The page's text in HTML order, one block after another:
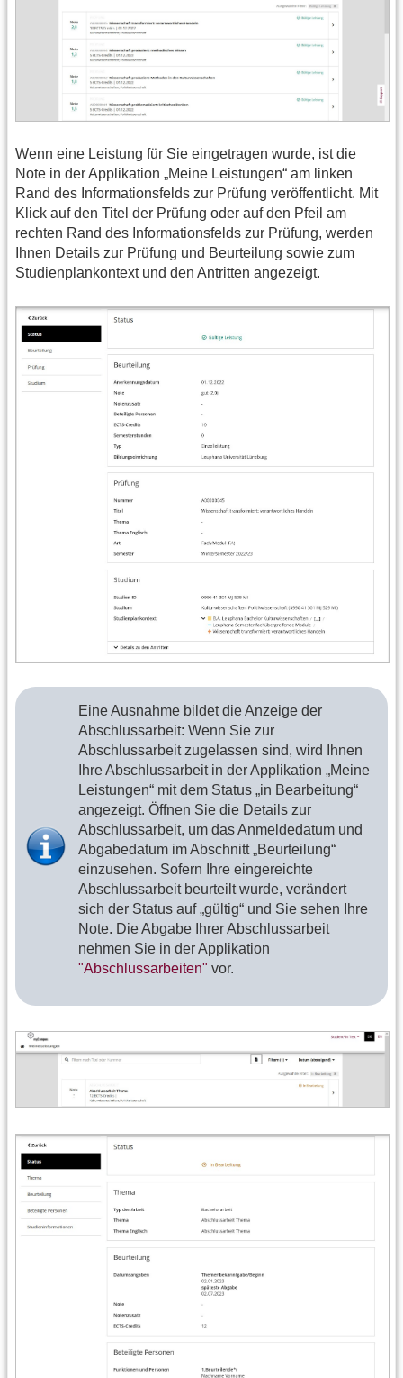
Wenn eine Leistung für Sie eingetragen wurde, ist die
Note in der Applikation „Meine Leistungen“ am linken
Rand des Informationsfelds zur Prüfung veröffentlicht. Mit
Klick auf den Titel der Prüfung oder auf den Pfeil am
rechten Rand des Informationsfelds zur Prüfung, werden
Ihnen Details zur Prüfung und Beurteilung sowie zum
Studienplankontext und den Antritten angezeigt.
Eine Ausnahme bildet die Anzeige der
Abschlussarbeit: Wenn Sie zur
Abschlussarbeit zugelassen sind, wird Ihnen
Ihre Abschlussarbeit in der Applikation „Meine
Leistungen“ mit dem Status „in Bearbeitung“
angezeigt. Öffnen Sie die Details zur
Abschlussarbeit, um das Anmeldedatum und
Abgabedatum im Abschnitt „Beurteilung“
einzusehen. Sofern Ihre eingereichte
Abschlussarbeit beurteilt wurde, verändert
sich der Status auf „gültig“ und Sie sehen Ihre
Note. Die Abgabe Ihrer Abschlussarbeit
nehmen Sie in der Applikation
"Abschlussarbeiten" vor.